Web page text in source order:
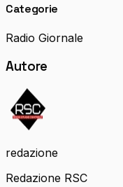
Categorie
Radio Giornale
Autore
redazione
Redazione RSC